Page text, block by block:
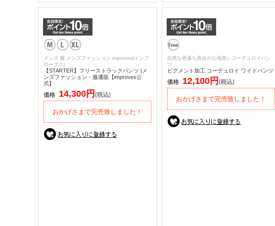
メンズ 服 メンズファッション improves(インプ
ローブス)
【STARTER】フリーストラックパンツ |メ
ンズファッション・服通販【improves公
式】
価格 14,300円 (税込)
おかげさまで完売致しました！
自然な色落ち具合が心地良いコーデュロイパン
ツ
ピグメント加工 コーデュロイ ワイドパンツ
価格 12,100円 (税込)
おかげさまで完売致しました！